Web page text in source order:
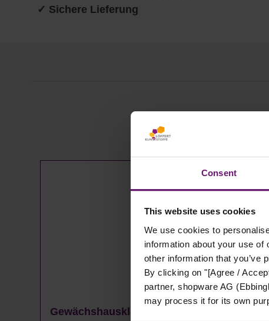
Consent
This website uses cookies
We use cookies to
information about your use
other information that you’ve
By clicking on "[Agree /
partner, shopware AG
may process it for its own
✓ Sichere Lieferung
Gewächshausklammern 4 bis 10 mm - 100